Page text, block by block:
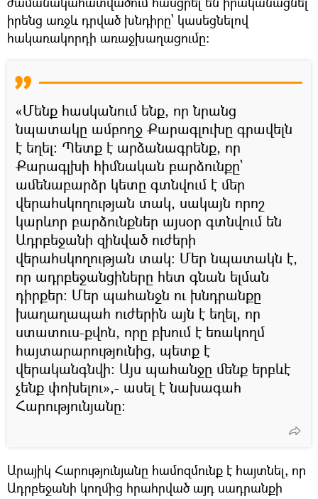
իրենց առջև դրված խնդիրը՝ կասեցնելով
հակառակորդի առաջխաղացումը:
«Մենք հասկանում ենք, որ նրանց
նպատակը ամբողջ Քարագլուխը գրավելն
է եղել: Պետք է արձանագրենք, որ
Քարագլխի հիմնական բարձունքը`
ամենաբարձր կետը գտնվում է մեր
վերահսկողության տակ, սակայն որոշ
կարևոր բարձունքներ այսօր գտնվում են
Ադրբեջանի զինված ուժերի
վերահսկողության տակ: Մեր նպատակն է,
որ ադրբեջանցիները հետ գնան ելման
դիրքեր: Մեր պահանջն ու խնդրանքը
խաղաղապահ ուժերին այն է եղել, որ
ստատուս-քվոն, որը բխում է եռակողմ
հայտարարությունից, պետք է
վերականգնվի: Այս պահանջը մենք երբևէ
չենք փոխելու»,- ասել է նախագահ
Հարությունյանը:
Արայիկ Հարությունյանը համոզմունք է հայտնել, որ
Ադրբեջանի կողմից հրահրված այդ սադրանքի